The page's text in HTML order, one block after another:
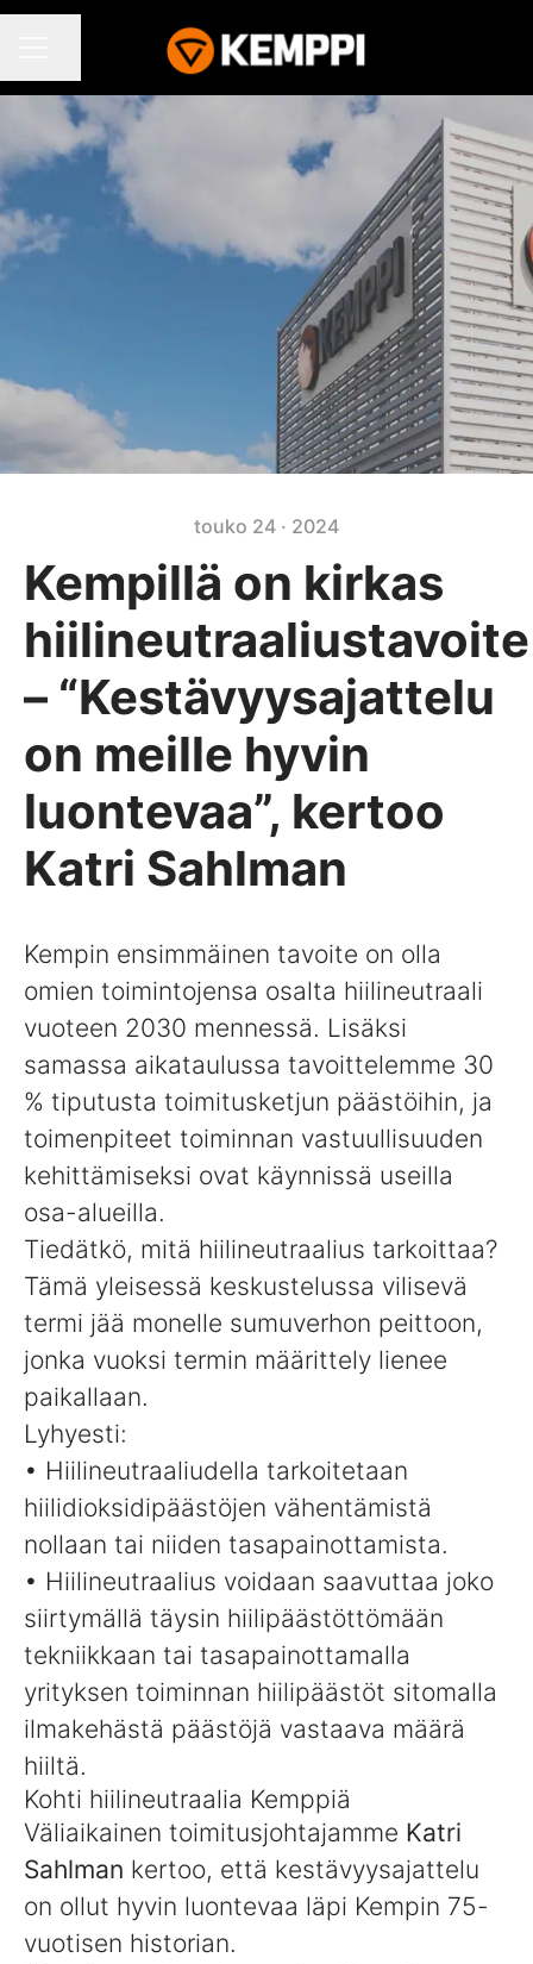
touko 24 · 2024
Kempillä on kirkas
hiilineutraaliustavoite
– “Kestävyysajattelu
on meille hyvin
luontevaa”, kertoo
Katri Sahlman
Kempin ensimmäinen tavoite on olla
omien toimintojensa osalta hiilineutraali
vuoteen 2030 mennessä. Lisäksi
samassa aikataulussa tavoittelemme 30
% tiputusta toimitusketjun päästöihin, ja
toimenpiteet toiminnan vastuullisuuden
kehittämiseksi ovat käynnissä useilla
osa-alueilla.
Tiedätkö, mitä hiilineutraalius tarkoittaa?
Tämä yleisessä keskustelussa vilisevä
termi jää monelle sumuverhon peittoon,
jonka vuoksi termin määrittely lienee
paikallaan.
Lyhyesti:
• Hiilineutraaliudella tarkoitetaan
hiilidioksidipäästöjen vähentämistä
nollaan tai niiden tasapainottamista.
• Hiilineutraalius voidaan saavuttaa joko
siirtymällä täysin hiilipäästöttömään
tekniikkaan tai tasapainottamalla
yrityksen toiminnan hiilipäästöt sitomalla
ilmakehästä päästöjä vastaava määrä
hiiltä.
Kohti hiilineutraalia Kemppiä
Väliaikainen toimitusjohtajamme Katri
Sahlman kertoo, että kestävyysajattelu
on ollut hyvin luontevaa läpi Kempin 75-
vuotisen historian.